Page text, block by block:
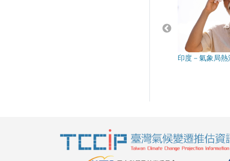
印度－氣象局熱